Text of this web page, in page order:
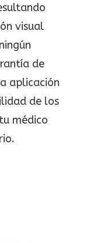
visual
de
aplicación
de los
médico